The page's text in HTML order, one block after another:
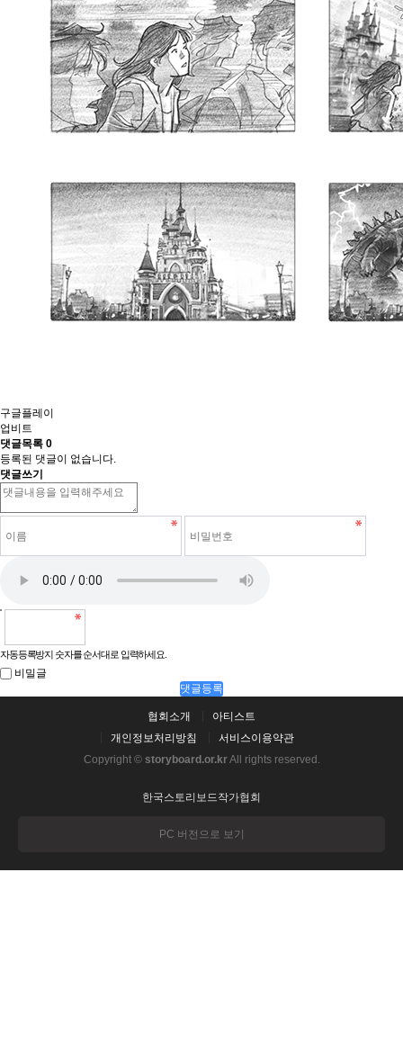
구글플레이
업비트
댓글목록 0
등록된 댓글이 없습니다.
댓글쓰기
자동등록방지 숫자를 순서대로 입력하세요.
비밀글
댓글등록
협회소개
아티스트
개인정보처리방침
서비스이용약관
Copyright © storyboard.or.krAll rights reserved.
한국스토리보드작가협회
PC 버전으로 보기